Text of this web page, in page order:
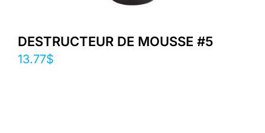
DESTRUCTEUR DE MOUSSE #5
13.77$